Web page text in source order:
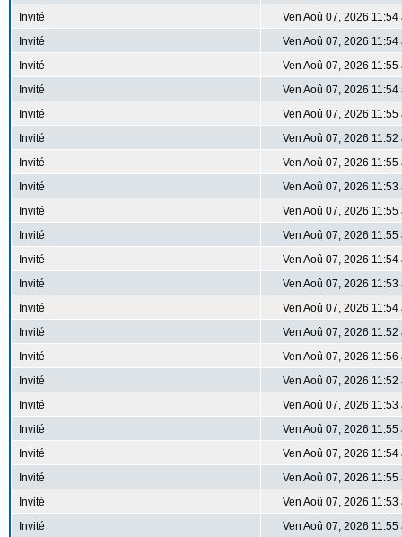
Invité
Ven Aoû 07, 2026 11:54
Invité
Ven Aoû 07, 2026 11:54
Invité
Ven Aoû 07, 2026 11:55
Invité
Ven Aoû 07, 2026 11:54
Invité
Ven Aoû 07, 2026 11:55
Invité
Ven Aoû 07, 2026 11:52
Invité
Ven Aoû 07, 2026 11:55
Invité
Ven Aoû 07, 2026 11:53
Invité
Ven Aoû 07, 2026 11:55
Invité
Ven Aoû 07, 2026 11:55
Invité
Ven Aoû 07, 2026 11:54
Invité
Ven Aoû 07, 2026 11:53
Invité
Ven Aoû 07, 2026 11:54
Invité
Ven Aoû 07, 2026 11:52
Invité
Ven Aoû 07, 2026 11:56
Invité
Ven Aoû 07, 2026 11:52
Invité
Ven Aoû 07, 2026 11:53
Invité
Ven Aoû 07, 2026 11:55
Invité
Ven Aoû 07, 2026 11:54
Invité
Ven Aoû 07, 2026 11:55
Invité
Ven Aoû 07, 2026 11:53
Invité
Ven Aoû 07, 2026 11:55